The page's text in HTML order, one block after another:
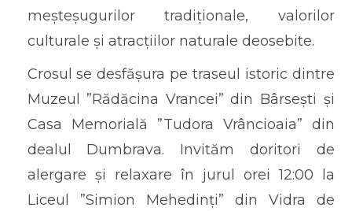
meșteșugurilor tradiționale, valorilor
culturale și atracțiilor naturale deosebite.
Crosul se desfășura pe traseul istoric dintre
Muzeul ”Rădăcina Vrancei” din Bârsești și
Casa Memorială ”Tudora Vrâncioaia” din
dealul Dumbrava. Invităm doritori de
alergare și relaxare în jurul orei 12:00 la
Liceul ”Simion Mehedinți” din Vidra de